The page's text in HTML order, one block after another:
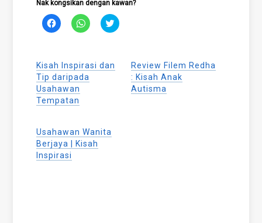
Nak kongsikan dengan kawan?
Click
to
(Opens
in
new
window)
Click
to
(Opens
in
new
window)
Click
to
(Opens
window)
Kisah Inspirasi dan
Tip daripada
Usahawan
Tempatan
Review Filem Redha
: Kisah Anak
Autisma
Usahawan Wanita
Berjaya | Kisah
Inspirasi